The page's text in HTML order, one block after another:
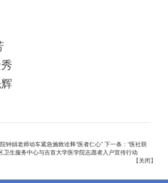
钟娟老师动车紧急施救诠释“医者仁心” 下一条：“医社联
生服务中心与吉首大学医学院志愿者入户宣传行动
【关闭】